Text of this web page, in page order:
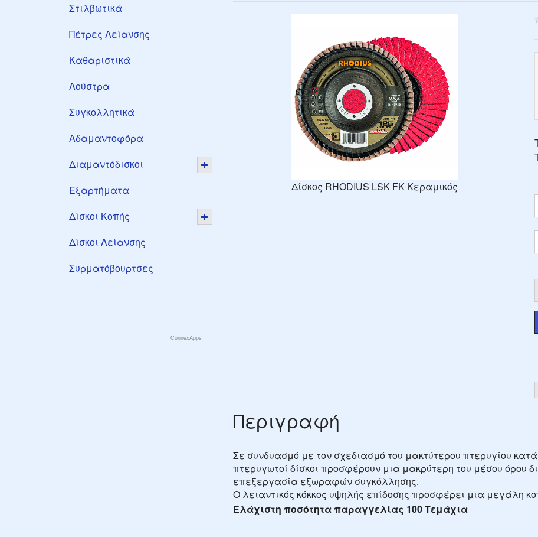
Δίσκος RHODIUS LSK FK Κεραμικός
Περιγραφή
Σε συνδυασμό με τον σχεδιασμό του μακτύτερου πτερυγίου κατά
πτερυγωτοί δίσκοι προσφέρουν μια μακρύτερη του μέσου όρου
επεξεργασία εξωραφών συγκόλλησης.
Ο λειαντικός κόκκος υψηλής επίδοσης προσφέρει μια μεγάλη
Ελάχιστη ποσότητα παραγγελίας 100 Τεμάχια
Στιλβωτικά
Πέτρες Λείανσης
Καθαριστικά
Λούστρα
Συγκολλητικά
Αδαμαντοφόρα
Διαμαντόδισκοι
Εξαρτήματα
Δίσκοι Κοπής
Δίσκοι Λείανσης
Συρματόβουρτσες
ConnexApps